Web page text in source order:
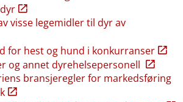
visse legemidler til dyr av
for hest og hund i konkurranser
og annet dyrehelsepersonell
bransjeregler for markedsføring